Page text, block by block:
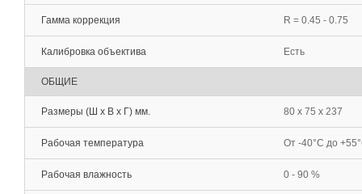
Гамма коррекция R = 0.45 - 0.75
Калибровка объектива Есть
ОБЩИЕ
Размеры (Ш х В х Г) мм. 80 x 75 x 237
Рабочая температура От -40°С до
Рабочая влажность 0 - 90 %